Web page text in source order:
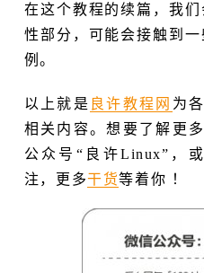
在这个教程的续篇，我
性部分，可能会接触到
例。
以上就是 良许教程网 为
相关内容。想要了解更
公众号“良许Linux”，
注，更多干货等着你 ！